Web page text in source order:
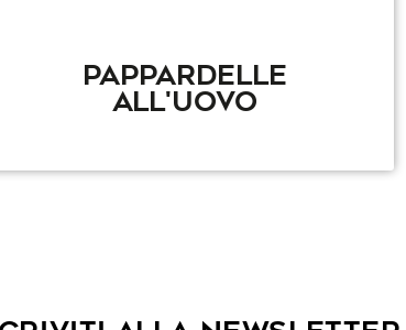
PAPPARDELLE
ALL'UOVO